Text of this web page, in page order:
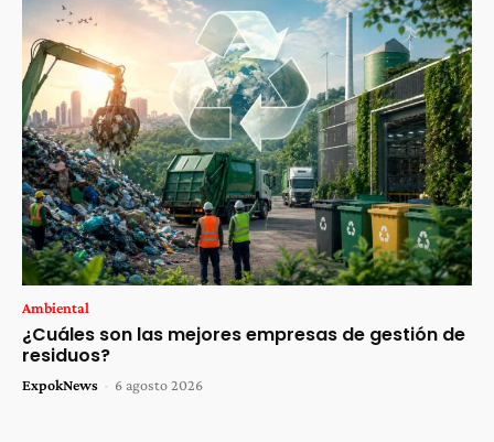
Ambiental
¿Cuáles son las mejores empresas de gestión de
residuos?
ExpokNews - 6 agosto 2026